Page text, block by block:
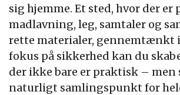
sig hjemme. Et sted, hvor der er
madlavning, leg, samtaler og
rette materialer, gennemtænkt
fokus på sikkerhed kan du
der ikke bare er praktisk – men
naturligt samlingspunkt for